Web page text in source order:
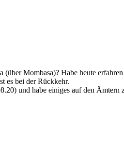
Mombasa)? Habe heute
es bei der Rückkehr.
und habe einiges auf den